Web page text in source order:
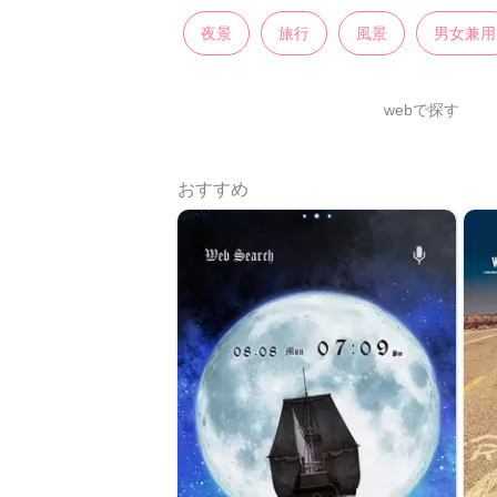
夜景 旅行 風景 男女兼用
webで探す
おすすめ